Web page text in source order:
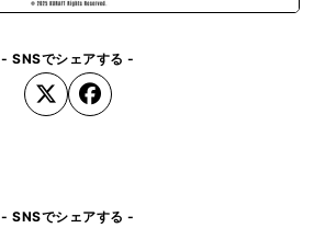
- SNSでシェアする -
- SNSでシェアする -